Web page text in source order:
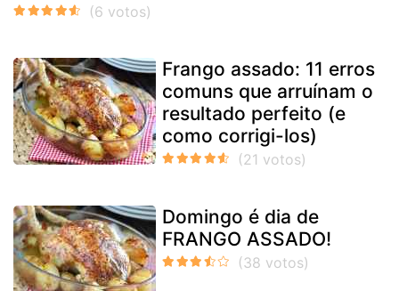
Frango assado: 11 erros
comuns que arruínam o
resultado perfeito (e
como corrigi-los)
Domingo é dia de
FRANGO ASSADO!